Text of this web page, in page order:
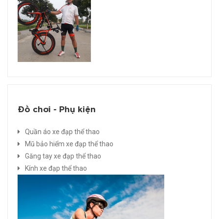
Đồ chơi - Phụ kiện
Quần áo xe đạp thể thao
Mũ bảo hiểm xe đạp thể thao
Găng tay xe đạp thể thao
Kính xe đạp thể thao